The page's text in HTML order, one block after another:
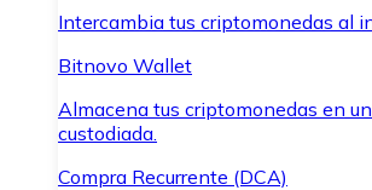
Intercambia tus criptomonedas al
Bitnovo Wallet
Almacena tus criptomonedas en
custodiada.
Compra Recurrente (DCA)